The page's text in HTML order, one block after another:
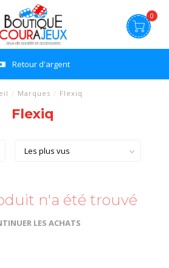
0
Retour d'argent
/ Marques / Flexiq
Flexiq
n'a été trouvé
LES ACHATS